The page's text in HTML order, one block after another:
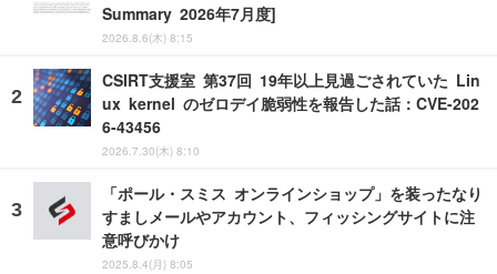
Summary 2026年7月度]
2026.8.6(木) 8:15
CSIRT支援室 第37回 19年以上見過ごされていた Lin
ux kernel のゼロデイ脆弱性を報告した話：CVE-202
6-43456
2026.7.30(木) 8:10
「ポール・スミス オンラインショップ」を装ったなり
すましメールやアカウント、フィッシングサイトに注
意呼びかけ
2025.8.4(月) 8:05